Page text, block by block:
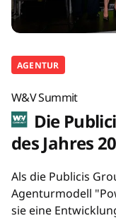
AGENTUR
W&V Summit
Die
des Jahres
Als die Publicis
Agenturmodell
sie eine